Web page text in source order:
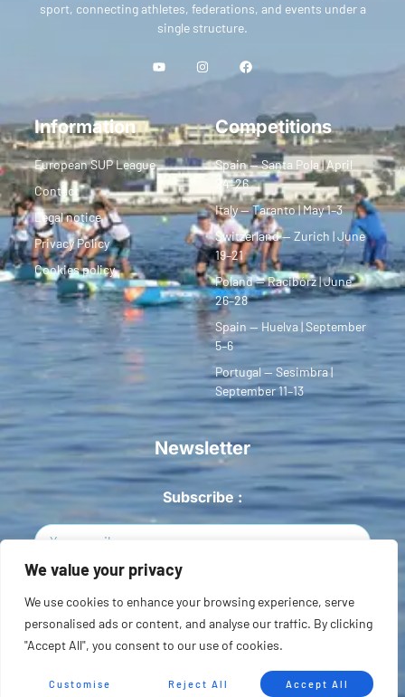
We value your privacy
We use cookies to enhance your browsing experience, serve
personalised ads or content, and analyse our traffic. By clicking
"Accept All", you consent to our use of cookies.
Customise Reject All Accept All
sport, connecting athletes, federations, and events under a
single structure.
Information
European SUP League
Contact
Legal notice
Privacy Policy
Cookies policy
Competitions
Spain — Santa Pola | April
24–26
Italy — Taranto | May 1–3
Switzerland — Zurich | June
19–21
Poland — Racibórz | June
26–28
Spain — Huelva | September
5–6
Portugal — Sesimbra |
September 11–13
Newsletter
Subscribe :
Copyright © 2026 European SUP League. All rights reserved.
Sitemap